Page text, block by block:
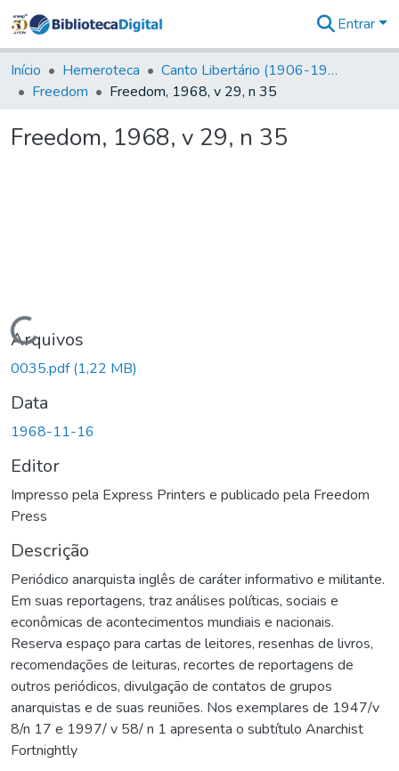
&
Coleções
Tudo na
Digital
Entrar
Início Hemeroteca
Canto Libertário (1906-1995)
Freedom
Freedom, 1968, v 29, n 35
Freedom, 1968, v 29, n 35
Carregando...
Arquivos
0035.pdf(1,22 MB)
Data
1968-11-16
Editor
Impresso pela Express Printers e publicado pela Freedom
Press
Descrição
Periódico anarquista inglês de caráter informativo e militante.
Em suas reportagens, traz análises políticas, sociais e
econômicas de acontecimentos mundiais e nacionais.
Reserva espaço para cartas de leitores, resenhas de livros,
recomendações de leituras, recortes de reportagens de
outros periódicos, divulgação de contatos de grupos
anarquistas e de suas reuniões. Nos exemplares de 1947/v
8/n 17 e 1997/ v 58/ n 1 apresenta o subtítulo Anarchist
Fortnightly